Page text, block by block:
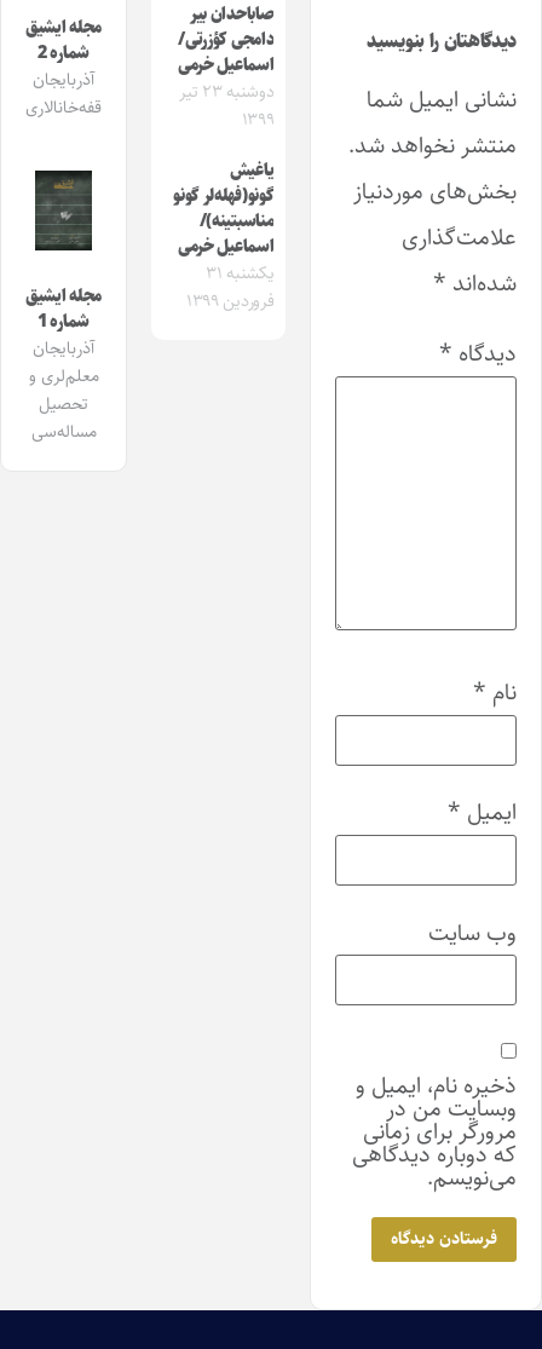
دیدگاهتان را بنویسید
نشانی ایمیل شما
منتشر نخواهد شد.
بخش‌های موردنیاز
علامت‌گذاری
شده‌اند *
دیدگاه *
نام *
ایمیل *
وب‌ سایت
ذخیره نام، ایمیل و
وبسایت من در
مرورگر برای زمانی
که دوباره دیدگاهی
می‌نویسم.
صاباحدان بیر
دامجی کؤزرتی‌‌/
اسماعیل خرمی
دوشنبه ۲۳ تیر
۱۳۹۹
یاغیش
گونو(فهله‌لر گونو
مناسبتینه)/
اسماعیل خرمی
یکشنبه ۳۱
فروردین ۱۳۹۹
مجله ایشیق
شماره 2
آذربایجان
قفه‌خانالاری
مجله ایشیق
شماره 1
آذربایجان
معلم‌لری و
تحصیل
مساله‌سی